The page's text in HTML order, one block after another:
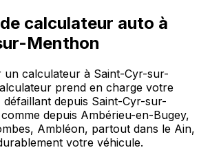
calculateur auto à
Menthon
un calculateur à Saint-Cyr-sur-
prend en charge votre
depuis Saint-Cyr-sur-
depuis Ambérieu-en-Bugey,
Ambléon, partout dans le Ain,
votre véhicule.